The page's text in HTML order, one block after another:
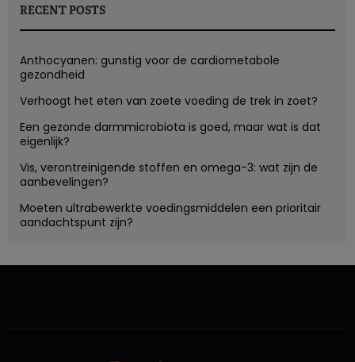
RECENT POSTS
Anthocyanen: gunstig voor de cardiometabole
gezondheid
Verhoogt het eten van zoete voeding de trek in zoet?
Een gezonde darmmicrobiota is goed, maar wat is dat
eigenlijk?
Vis, verontreinigende stoffen en omega-3: wat zijn de
aanbevelingen?
Moeten ultrabewerkte voedingsmiddelen een prioritair
aandachtspunt zijn?